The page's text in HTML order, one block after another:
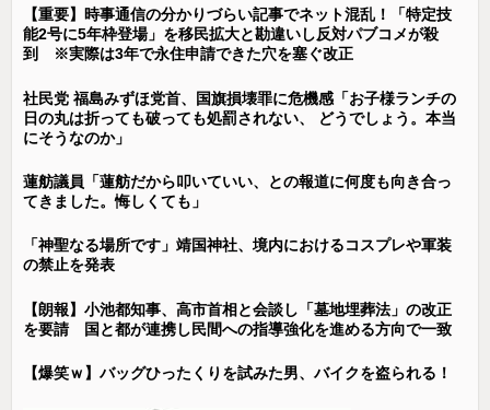
【重要】時事通信の分かりづらい記事でネット混乱！「特定技
能2号に5年枠登場」を移民拡大と勘違いし反対パブコメが殺
到 ※実際は3年で永住申請できた穴を塞ぐ改正
社民党 福島みずほ党首、国旗損壊罪に危機感「お子様ランチの
日の丸は折っても破っても処罰されない、 どうでしょう。本当
にそうなのか」
蓮舫議員「蓮舫だから叩いていい、との報道に何度も向き合っ
てきました。悔しくても」
「神聖なる場所です」靖国神社、境内におけるコスプレや軍装
の禁止を発表
【朗報】小池都知事、高市首相と会談し「墓地埋葬法」の改正
を要請 国と都が連携し民間への指導強化を進める方向で一致
【爆笑ｗ】バッグひったくりを試みた男、バイクを盗られる！